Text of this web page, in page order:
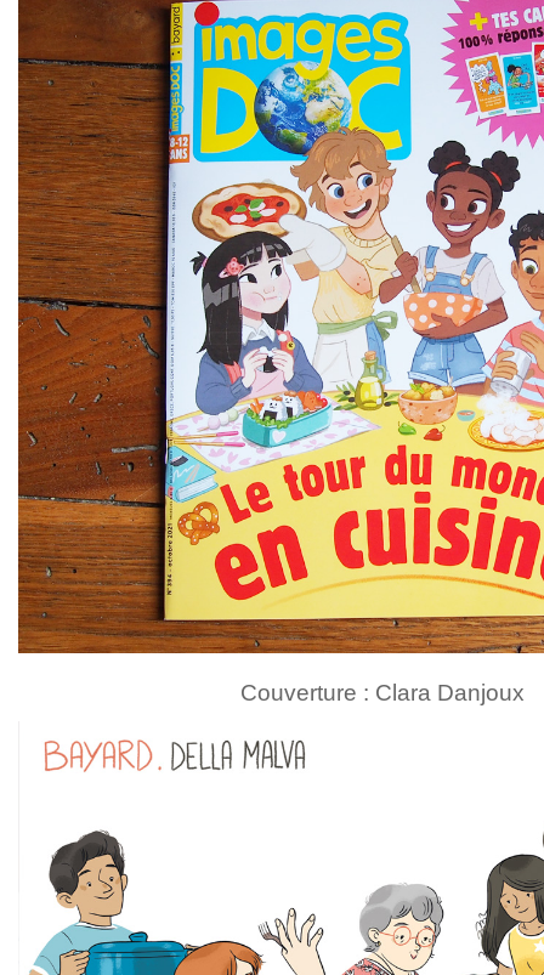
Couverture : Clara Danjoux